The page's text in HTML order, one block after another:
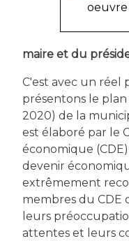
oeuvre
maire et du
C'est avec un réel
présentons le
2020) de la
est élaboré par le
économique
devenir
extrêmement
membres du CDE
leurs
attentes et leurs